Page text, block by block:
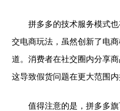
拼多多的技术服务模式
交电商玩法，虽然创新了电
道。消费者在社交圈内分享
这导致假货问题在更大范围内
值得注意的是，拼多多